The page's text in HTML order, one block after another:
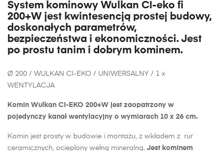
System kominowy Wulkan CI-eko fi
200+W jest kwintesencją prostej budowy,
doskonałych parametrów,
bezpieczeństwa i ekonomiczności. Jest
po prostu tanim i dobrym kominem.
Ø 200 / WULKAN CI-EKO / UNIWERSALNY / 1 x
WENTYLACJA
Komin Wulkan CI-EKO 200+W jest zaopatrzony w
pojedynczy kanał wentylacyjny o wymiarach 10 x 26 cm.
Komin jest prosty w budowie i montażu, z wkładem z rur
ceramicznych, ocieplony wełną mineralną. Jest kominem